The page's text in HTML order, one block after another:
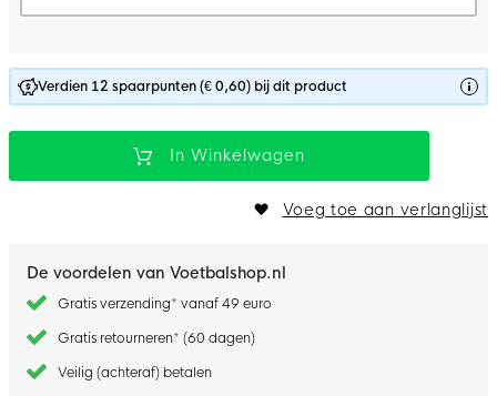
Verdien 12 spaarpunten (€ 0,60) bij dit product
In Winkelwagen
Voeg toe aan verlanglijst
De voordelen van Voetbalshop.nl
Gratis verzending* vanaf 49 euro
Gratis retourneren* (60 dagen)
Veilig (achteraf) betalen